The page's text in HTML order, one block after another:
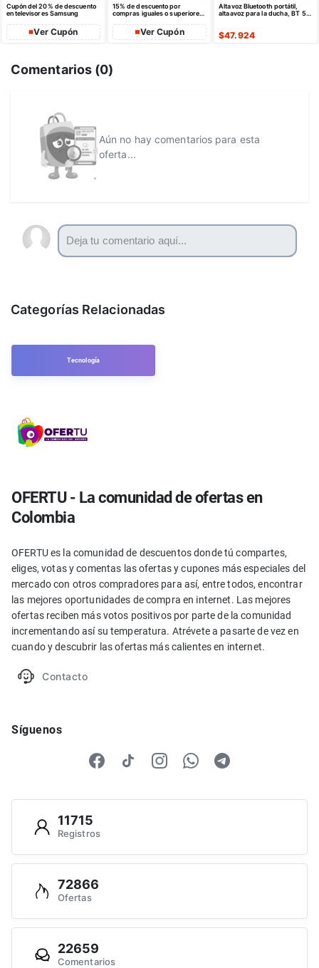
Cupón del 20% de descuento
en televisores Samsung
Ver Cupón
15% de descuento por
compras iguales o superiores
de dto
Ver Cupón
Altavoz Bluetooth portátil,
altaavoz para la ducha, BT 5.4
$47.924
Comentarios (0)
Aún no hay comentarios para esta
oferta...
Categorías Relacionadas
Tecnología
OFERTU - La comunidad de ofertas en
Colombia
OFERTU es la comunidad de descuentos donde tú compartes,
eliges, votas y comentas las ofertas y cupones más especiales del
mercado con otros compradores para así, entre todos, encontrar
las mejores oportunidades de compra en internet. Las mejores
ofertas reciben más votos positivos por parte de la comunidad
incrementando así su temperatura. Atrévete a pasarte de vez en
cuando y descubrir las ofertas más calientes en internet.
Contacto
Síguenos
11715
Registros
72866
Ofertas
22659
Comentarios